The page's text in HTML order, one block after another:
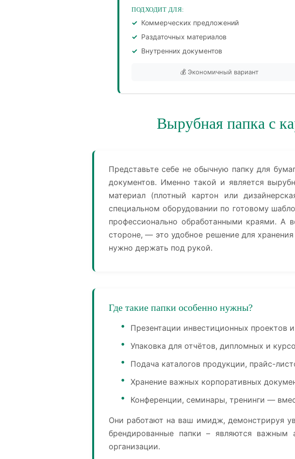
ПОДХОДИТ ДЛЯ:
Коммерческих предложений
Раздаточных материалов
Внутренних документов
💰 Экономичный вариант
Вырубная папка с
Представьте себе не обычную папку для
документов. Именно такой и является
материал (плотный картон или
специальном оборудовании по готовому
профессионально обработанными краями. А
стороне, — это удобное решение для
нужно держать под рукой.
Где такие папки особенно нужны?
Презентации инвестиционных
Упаковка для отчётов, дипломных и
Подача каталогов продукции, прайс-
Хранение важных корпоративных
Конференции, семинары, тренинги —
Они работают на ваш имидж, демонстрируя
брендированные папки – являются важным
организации.